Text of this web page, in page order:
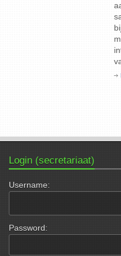
aan een optimale relatie
samenwerking tussen
bijzonder tussen
maar ook met andere
interdisciplinair en over
vakgebieden heen. De
Login (secretariaat)
Username:
Password: